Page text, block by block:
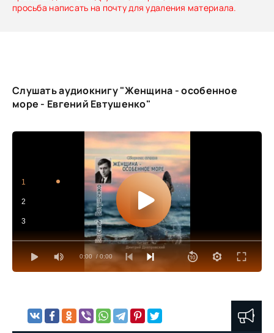
просьба написать на почту для удаления материала.
Слушать аудиокнигу "Женщина - особенное
море - Евгений Евтушенко"
0:00 / 0:00
1
2
3